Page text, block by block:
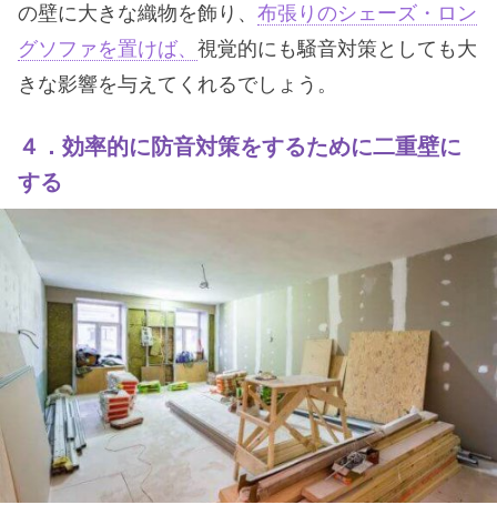
の壁に大きな織物を飾り、 布張りのシェーズ・ロン
グソファを置けば、 視覚的にも騒音対策としても大
きな影響を与えてくれるでしょう。
４．効率的に防音対策をするために二重壁に
する